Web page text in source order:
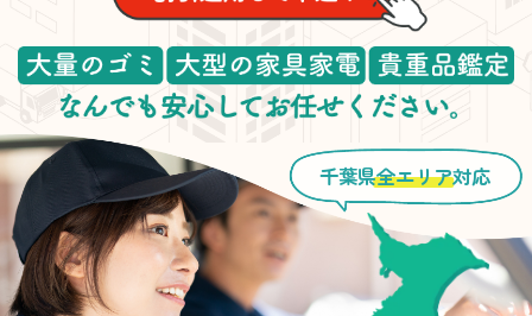
千葉県全エリア対応